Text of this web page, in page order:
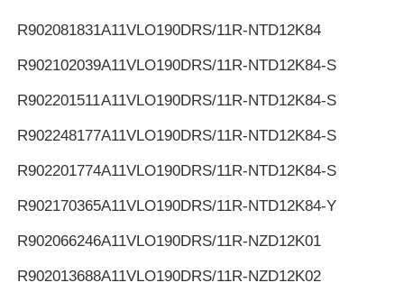
R902081831A11VLO190DRS/11R-NTD12K84
R902102039A11VLO190DRS/11R-NTD12K84-S
R902201511A11VLO190DRS/11R-NTD12K84-S
R902248177A11VLO190DRS/11R-NTD12K84-S
R902201774A11VLO190DRS/11R-NTD12K84-S
R902170365A11VLO190DRS/11R-NTD12K84-Y
R902066246A11VLO190DRS/11R-NZD12K01
R902013688A11VLO190DRS/11R-NZD12K02